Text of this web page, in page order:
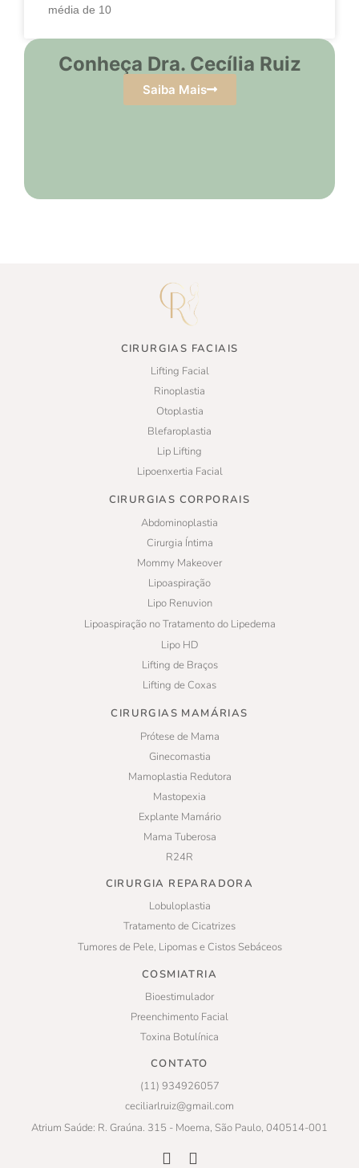
média de 10
Conheça Dra. Cecília Ruiz
Saiba Mais
CIRURGIAS FACIAIS
Lifting Facial
Rinoplastia
Otoplastia
Blefaroplastia
Lip Lifting
Lipoenxertia Facial
CIRURGIAS CORPORAIS
Abdominoplastia
Cirurgia Íntima
Mommy Makeover
Lipoaspiração
Lipo Renuvion
Lipoaspiração no Tratamento do Lipedema
Lipo HD
Lifting de Braços
Lifting de Coxas
CIRURGIAS MAMÁRIAS
Prótese de Mama
Ginecomastia
Mamoplastia Redutora
Mastopexia
Explante Mamário
Mama Tuberosa
R24R
CIRURGIA REPARADORA
Lobuloplastia
Tratamento de Cicatrizes
Tumores de Pele, Lipomas e Cistos Sebáceos
COSMIATRIA
Bioestimulador
Preenchimento Facial
Toxina Botulínica
CONTATO
(11) 934926057
ceciliarlruiz@gmail.com
Atrium Saúde: R. Graúna. 315 - Moema, São Paulo, 040514-001